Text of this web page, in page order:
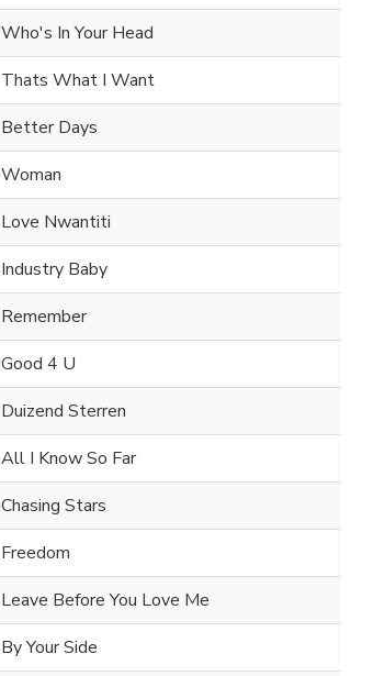
Who's In Your Head
Thats What I Want
Better Days
Woman
Love Nwantiti
Industry Baby
Remember
Good 4 U
Duizend Sterren
All I Know So Far
Chasing Stars
Freedom
Leave Before You Love Me
By Your Side